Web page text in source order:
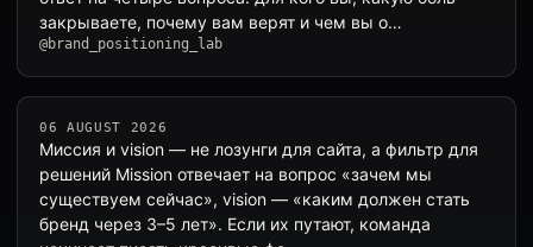
закрываете, почему вам верят и чем вы о…
@brand_positioning_lab
06 AUGUST 2026
Миссия и vision — не лозунги для сайта, а фильтр для
решений Mission отвечает на вопрос «зачем мы
существуем сейчас», vision — «каким должен стать
бренд через 3–5 лет». Если их путают, команда